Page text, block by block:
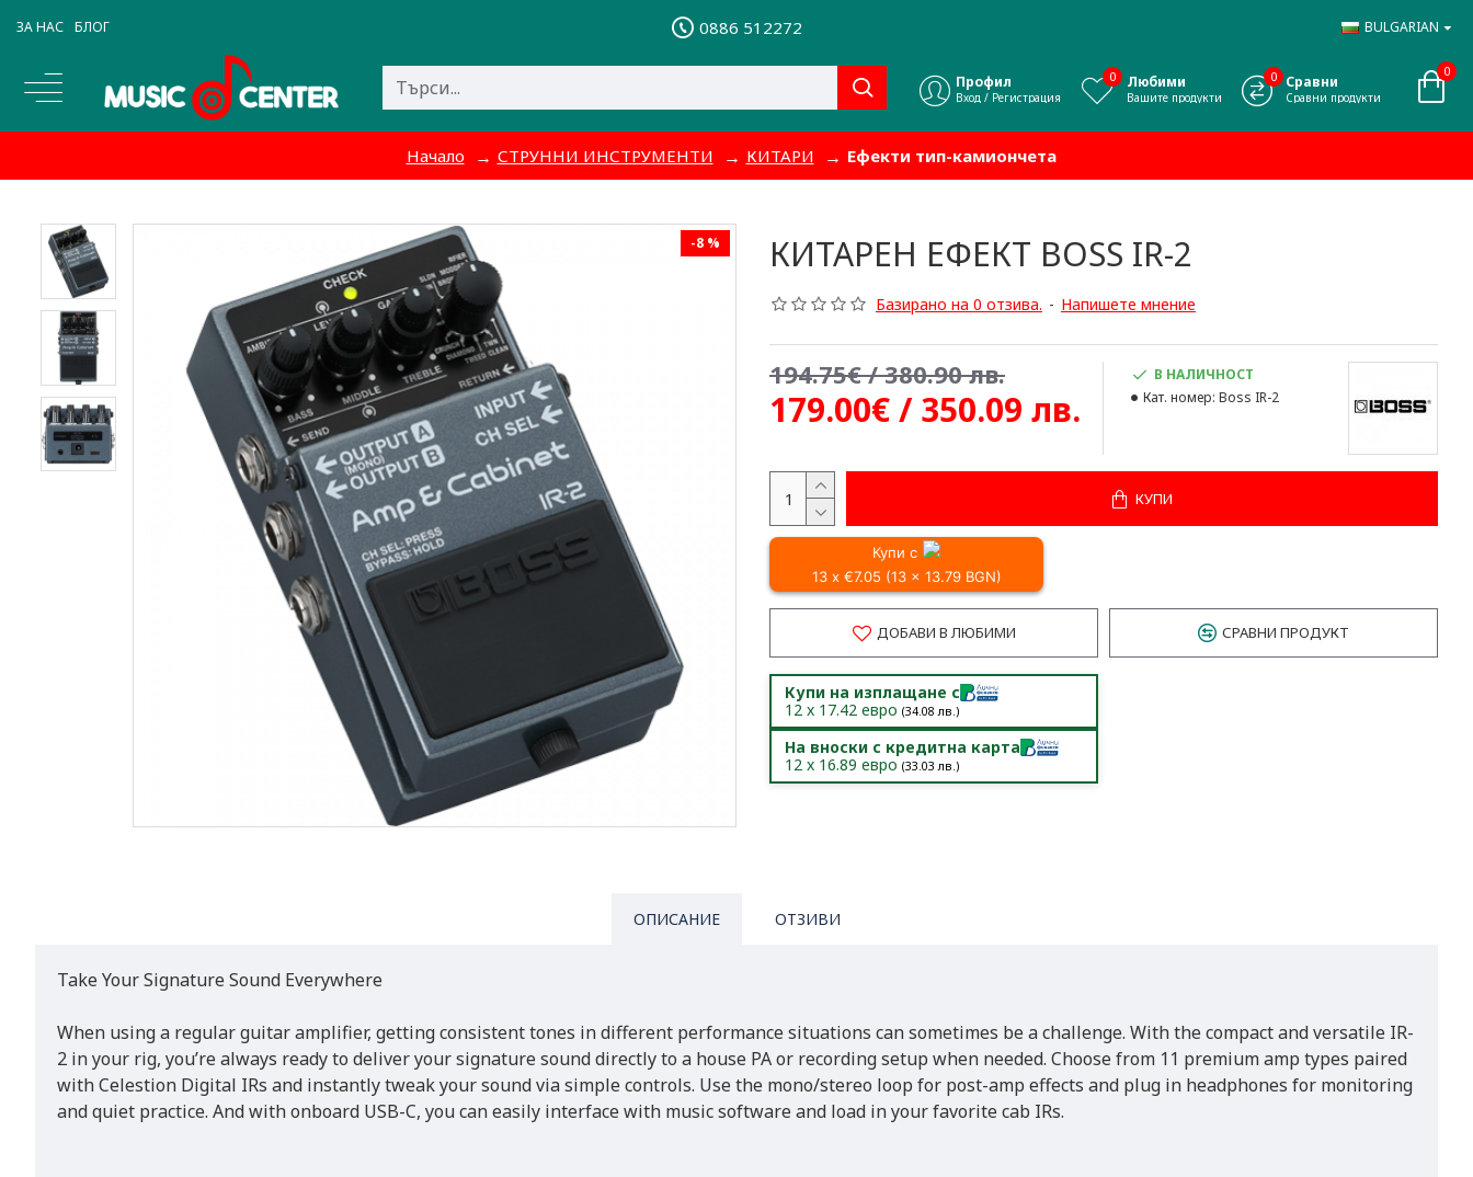
ЗА НАС БЛОГ 0886 512272 BULGARIAN
Профил
Вход / Регистрация
Любими
Вашите продукти
0 Сравни
Сравни продукти
0 0
Начало СТРУННИ ИНСТРУМЕНТИ КИТАРИ Ефекти тип-камиончета
-8 % КИТАРЕН ЕФЕКТ BOSS IR-2
Базирано на 0 отзива. - Напишете мнение
179.00€ / 350.09 лв.
194.75€ / 380.90 лв.
В НАЛИЧНОСТ
Кат. номер: Boss IR-2
КУПИ
Купи с
13 x €7.05 (13 x 13.79 BGN)
ДОБАВИ В ЛЮБИМИ СРАВНИ ПРОДУКТ
Купи на изплащане с
12 x 17.42 евро (34.08 лв.)
На вноски с кредитна карта
12 x 16.89 евро (33.03 лв.)
ОПИСАНИЕ ОТЗИВИ
Take Your Signature Sound Everywhere
When using a regular guitar amplifier, getting consistent tones in different performance situations can sometimes be a challenge. With the compact and versatile IR-
2 in your rig, you’re always ready to deliver your signature sound directly to a house PA or recording setup when needed. Choose from 11 premium amp types paired
with Celestion Digital IRs and instantly tweak your sound via simple controls. Use the mono/stereo loop for post-amp effects and plug in headphones for monitoring
and quiet practice. And with onboard USB-C, you can easily interface with music software and load in your favorite cab IRs.